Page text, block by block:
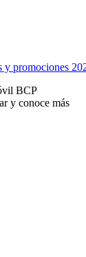
y promociones
BCP
y conoce más